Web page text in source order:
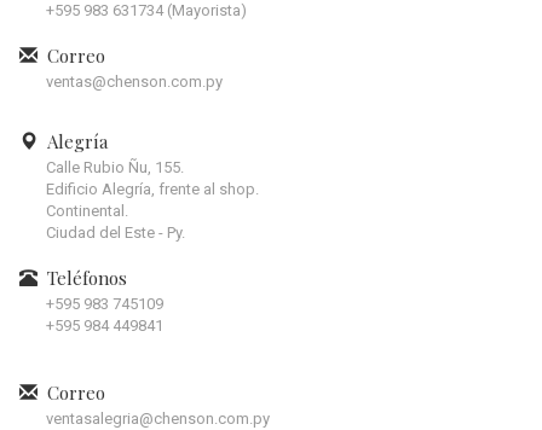
+595 983 631734 (Mayorista)
Correo
ventas@chenson.com.py
Alegría
Calle Rubio Ñu, 155.
Edificio Alegría, frente al shop.
Continental.
Ciudad del Este - Py.
Teléfonos
+595 983 745109
+595 984 449841
Correo
ventasalegria@chenson.com.py